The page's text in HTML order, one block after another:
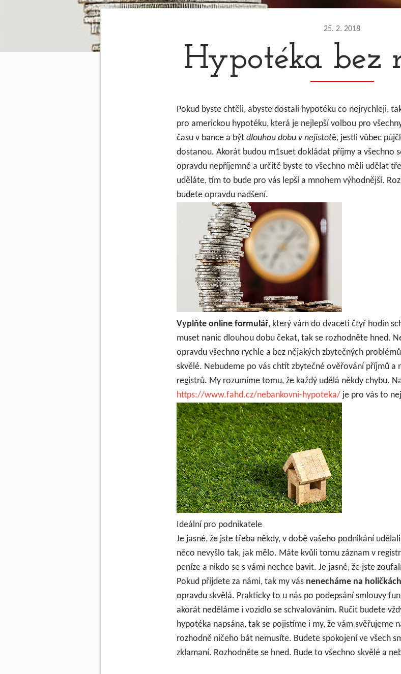
25. 2. 2018
Hypotéka bez
Pokud byste chtěli, abyste dostali hypotéku co nejrychleji,
pro americkou hypotéku, která je nejlepší volbou pro
času v bance a být dlouhou dobu v nejistotě, jestli vůbec
dostanou. Akorát budou m1suet dokládat příjmy a všechno
opravdu nepříjemné a určitě byste to všechno měli udělat
uděláte, tím to bude pro vás lepší a mnohem výhodnější.
budete opravdu nadšení.
Vyplňte online formulář, který vám do dvaceti čtyř hodin
muset nanic dlouhou dobu čekat, tak se rozhodněte hned.
opravdu všechno rychle a bez nějakých zbytečných
skvělé. Nebudeme po vás chtít zbytečné ověřování příjmů a
registrů. My rozumíme tomu, že každý udělá někdy chybu.
https://www.fahd.cz/nebankovni-hypoteka/ je pro vás to
Ideální pro podnikatele
Je jasné, že jste třeba někdy, v době vašeho podnikání
něco nevyšlo tak, jak mělo. Máte kvůli tomu záznam v
peníze a nikdo se s vámi nechce bavit. Je jasné, že jste
Pokud přijdete za námi, tak my vás nenecháme na holičkách
opravdu skvělá. Prakticky to u nás po podepsání smlouvy
akorát neděláme i vozidlo se schvalováním. Ručit budete
hypotéka napsána, tak se pojistíme i my, že vám svěřujeme
rozhodně ničeho bát nemusíte. Budete spokojení ve všech
zklamaní. Rozhodněte se hned. Bude to všechno skvělé a